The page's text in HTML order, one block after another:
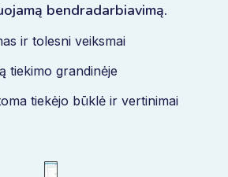
bendradarbiavimą.
ir tolesni veiksmai
tiekimo grandinėje
tiekėjo būklė ir vertinimai